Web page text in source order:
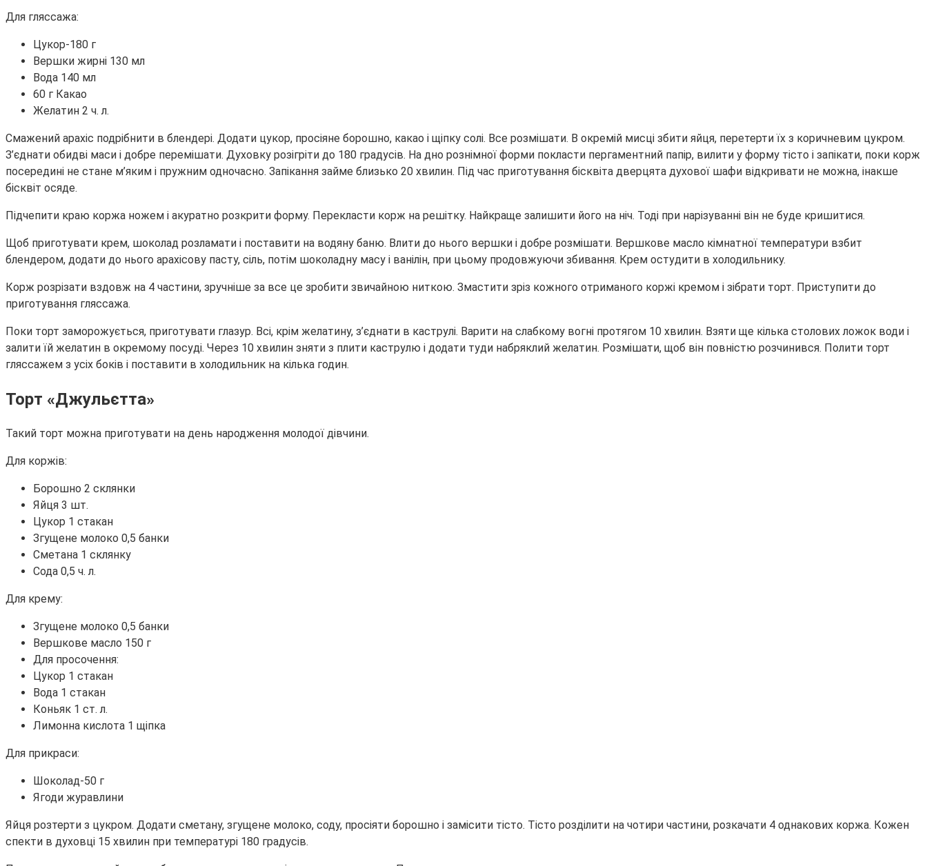
Для гляссажа:
Цукор-180 г
Вершки жирні 130 мл
Вода 140 мл
60 г Какао
Желатин 2 ч. л.
Смажений арахіс подрібнити в блендері. Додати цукор, просіяне борошно, какао і щіпку солі. Все розмішати. В окремій мисці збити яйця, перетерти їх з коричневим цукром.
З’єднати обидві маси і добре перемішати. Духовку розігріти до 180 градусів. На дно рознімної форми покласти пергаментний папір, вилити у форму тісто і запікати, поки корж
посередині не стане м’яким і пружним одночасно. Запікання займе близько 20 хвилин. Під час приготування бісквіта дверцята духової шафи відкривати не можна, інакше
бісквіт осяде.
Підчепити краю коржа ножем і акуратно розкрити форму. Перекласти корж на решітку. Найкраще залишити його на ніч. Тоді при нарізуванні він не буде кришитися.
Щоб приготувати крем, шоколад розламати і поставити на водяну баню. Влити до нього вершки і добре розмішати. Вершкове масло кімнатної температури взбит
блендером, додати до нього арахісову пасту, сіль, потім шоколадну масу і ванілін, при цьому продовжуючи збивання. Крем остудити в холодильнику.
Корж розрізати вздовж на 4 частини, зручніше за все це зробити звичайною ниткою. Змастити зріз кожного отриманого коржі кремом і зібрати торт. Приступити до
приготування гляссажа.
Поки торт заморожується, приготувати глазур. Всі, крім желатину, з’єднати в каструлі. Варити на слабкому вогні протягом 10 хвилин. Взяти ще кілька столових ложок води і
залити їй желатин в окремому посуді. Через 10 хвилин зняти з плити каструлю і додати туди набряклий желатин. Розмішати, щоб він повністю розчинився. Полити торт
гляссажем з усіх боків і поставити в холодильник на кілька годин.
Торт «Джульєтта»
Такий торт можна приготувати на день народження молодої дівчини.
Для коржів:
Борошно 2 склянки
Яйця 3 шт.
Цукор 1 стакан
Згущене молоко 0,5 банки
Сметана 1 склянку
Сода 0,5 ч. л.
Для крему:
Згущене молоко 0,5 банки
Вершкове масло 150 г
Для просочення:
Цукор 1 стакан
Вода 1 стакан
Коньяк 1 ст. л.
Лимонна кислота 1 щіпка
Для прикраси:
Шоколад-50 г
Ягоди журавлини
Яйця розтерти з цукром. Додати сметану, згущене молоко, соду, просіяти борошно і замісити тісто. Тісто розділити на чотири частини, розкачати 4 однакових коржа. Кожен
спекти в духовці 15 хвилин при температурі 180 градусів.